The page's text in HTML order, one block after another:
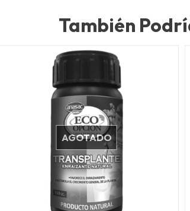
También
AGOTADO